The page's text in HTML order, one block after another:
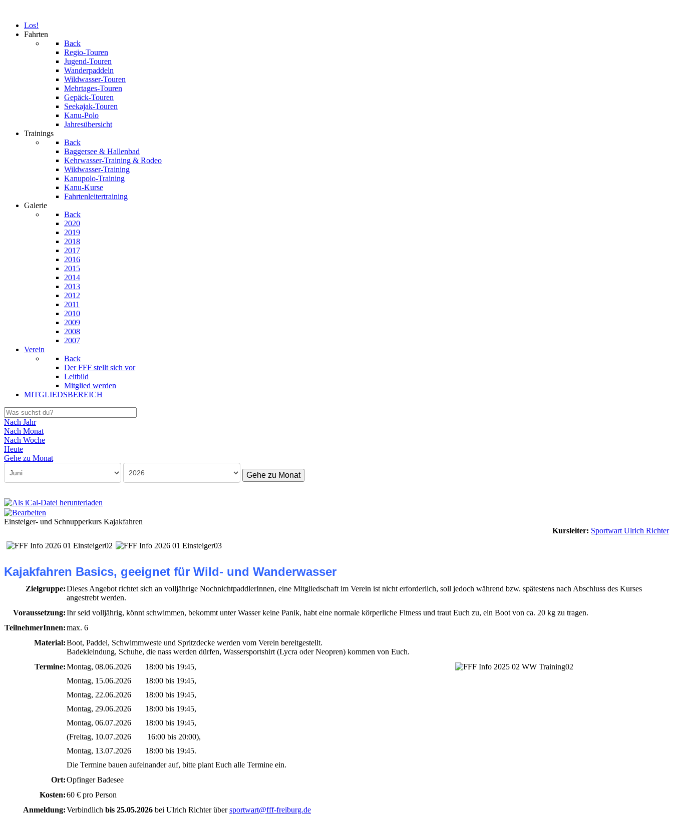
Los!
Fahrten
Back
Regio-Touren
Jugend-Touren
Wanderpaddeln
Wildwasser-Touren
Mehrtages-Touren
Gepäck-Touren
Seekajak-Touren
Kanu-Polo
Jahresübersicht
Trainings
Back
Baggersee & Hallenbad
Kehrwasser-Training & Rodeo
Wildwasser-Training
Kanupolo-Training
Kanu-Kurse
Fahrtenleitertraining
Galerie
Back
2020
2019
2018
2017
2016
2015
2014
2013
2012
2011
2010
2009
2008
2007
Verein
Back
Der FFF stellt sich vor
Leitbild
Mitglied werden
MITGLIEDSBEREICH
Nach Jahr
Nach Monat
Nach Woche
Heute
Gehe zu Monat
Gehe zu Monat
Einsteiger- und Schnupperkurs Kajakfahren
Kursleiter: Sportwart Ulrich Richter
Kajakfahren Basics, geeignet für Wild- und Wanderwasser
Zielgruppe:Dieses Angebot richtet sich an volljährige NochnichtpaddlerInnen, eine Mitgliedschaft im Verein ist nicht erforderlich, soll jedoch während bzw. spätestens nach Abschluss des Kurses
angestrebt werden.
Voraussetzung:Ihr seid volljährig, könnt schwimmen, bekommt unter Wasser keine Panik, habt eine normale körperliche Fitness und traut Euch zu, ein Boot von ca. 20 kg zu tragen.
TeilnehmerInnen:max. 6
Material:Boot, Paddel, Schwimmweste und Spritzdecke werden vom Verein bereitgestellt.
Badekleindung, Schuhe, die nass werden dürfen, Wasser­sportshirt (Lycra oder Neopren) kommen von Euch.
Termine:Montag, 08.06.2026 18:00 bis 19:45,
Montag, 15.06.2026 18:00 bis 19:45,
Montag, 22.06.2026 18:00 bis 19:45,
Montag, 29.06.2026 18:00 bis 19:45,
Montag, 06.07.2026 18:00 bis 19:45,
(Freitag, 10.07.2026 16:00 bis 20:00),
Montag, 13.07.2026 18:00 bis 19:45.
Die Termine bauen aufeinander auf, bitte plant Euch alle Termine ein.
Ort:Opfinger Badesee
Kosten:60 € pro Person
Anmeldung:Verbindlich bis 25.05.2026 bei Ulrich Richter übersportwart@fff-freiburg.de